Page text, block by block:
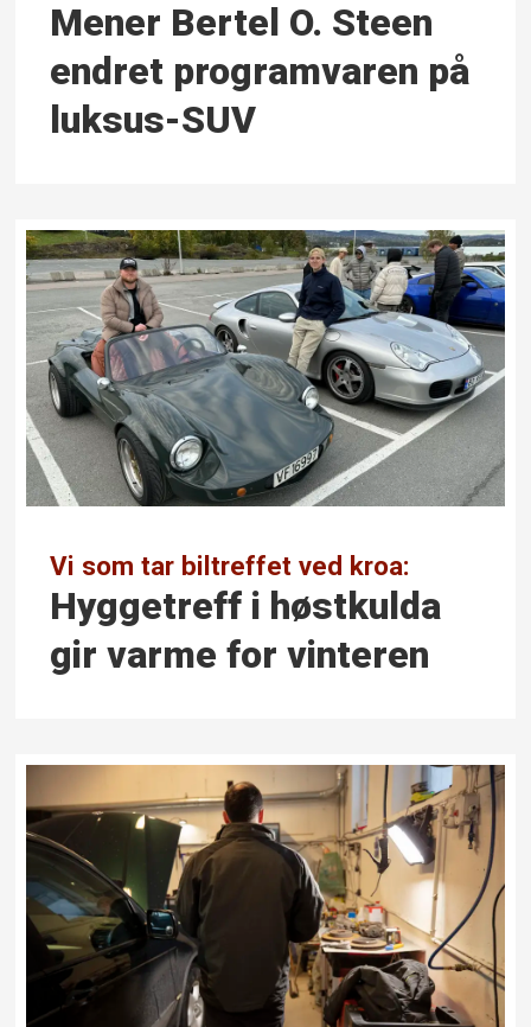
Mener Bertel O. Steen
endret programvaren på
luksus-SUV
Vi som tar biltreffet ved kroa:
Hyggetreff i høst­kulda
gir varme for vinteren